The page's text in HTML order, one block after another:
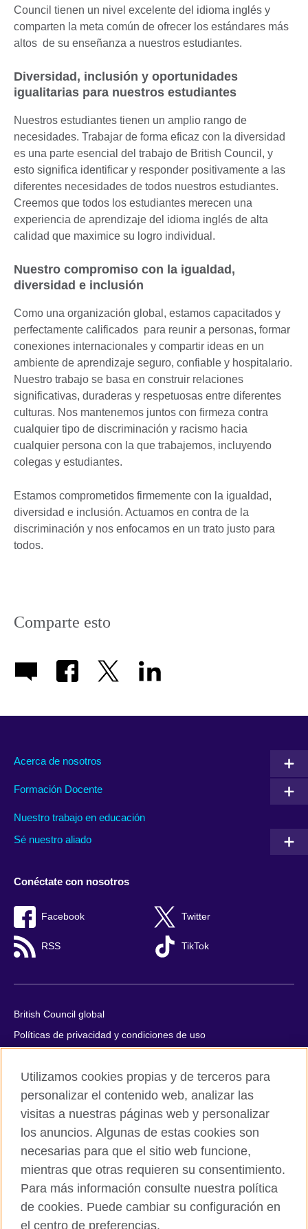
Council tienen un nivel excelente del idioma inglés y
comparten la meta común de ofrecer los estándares más
altos de su enseñanza a nuestros estudiantes.
Diversidad, inclusión y oportunidades
igualitarias para nuestros estudiantes
Nuestros estudiantes tienen un amplio rango de
necesidades. Trabajar de forma eficaz con la diversidad
es una parte esencial del trabajo de British Council, y
esto significa identificar y responder positivamente a las
diferentes necesidades de todos nuestros estudiantes.
Creemos que todos los estudiantes merecen una
experiencia de aprendizaje del idioma inglés de alta
calidad que maximice su logro individual.
Nuestro compromiso con la igualdad,
diversidad e inclusión
Como una organización global, estamos capacitados y
perfectamente calificados para reunir a personas, formar
conexiones internacionales y compartir ideas en un
ambiente de aprendizaje seguro, confiable y hospitalario.
Nuestro trabajo se basa en construir relaciones
significativas, duraderas y respetuosas entre diferentes
culturas. Nos mantenemos juntos con firmeza contra
cualquier tipo de discriminación y racismo hacia
cualquier persona con la que trabajemos, incluyendo
colegas y estudiantes.
Estamos comprometidos firmemente con la igualdad,
diversidad e inclusión. Actuamos en contra de la
discriminación y nos enfocamos en un trato justo para
todos.
Comparte esto
Acerca de nosotros
Formación Docente
Nuestro trabajo en educación
Sé nuestro aliado
Conéctate con nosotros
Facebook Twitter
RSS TikTok
British Council global
Políticas de privacidad y condiciones de uso
Cookies
Quejas y comentarios
Mapa del sitio
© 2026 British Council
All cultural activities in Mexico are carried out by British Council
Asociados A.C., a not-for-profit entity established to undertake
cultural activities, including the promotion and diffusion of British
culture in Mexico, the fostering of cultural relations and mutual
understanding, the promotion of the English language, and the
Utilizamos cookies propias y de terceros para
personalizar el contenido web, analizar las
visitas a nuestras páginas web y personalizar
los anuncios. Algunas de estas cookies son
necesarias para que el sitio web funcione,
mientras que otras requieren su consentimiento.
Para más información consulte nuestra política
de cookies. Puede cambiar su configuración en
el centro de preferencias.